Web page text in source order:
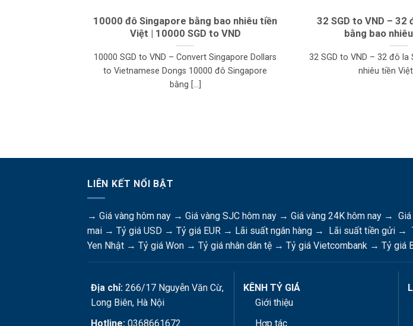
10000 đô Singapore bằng bao nhiêu tiền
Việt | 10000 SGD to VND
10000 SGD to VND – Convert Singapore Dollars
to Vietnamese Dongs 10000 đô Singapore
bằng [...]
32 SGD to VND – 32
bằng bao
32 SGD to VND – 32 đô la
nhiêu tiền Việt
LIÊN KẾT NỔI BẬT
→ Giá vàng hôm nay → Giá vàng SJC hôm nay → Giá vàng 24K hôm nay →
mai → Tỷ giá USD → Tỷ giá EUR → Lãi suất ngân hàng → Lãi suất tiền gửi →
Yen Nhật → Tỷ giá Won → Tỷ giá nhân dân tệ → Tỷ giá Vietcombank → Tỷ giá
Địa chỉ:266/17 Nguyễn Văn Cừ,
Long Biên, Hà Nội
Hotline:0368661672
KÊNH TỶ GIÁ
Giới thiệu
Hợp tác